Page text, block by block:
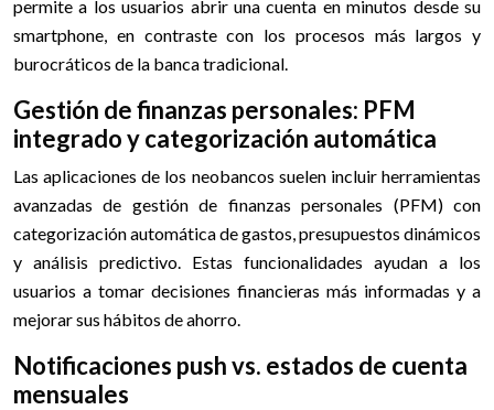
permite a los usuarios abrir una cuenta en minutos desde su
smartphone, en contraste con los procesos más largos y
burocráticos de la banca tradicional.
Gestión de finanzas personales: PFM
integrado y categorización automática
Las aplicaciones de los neobancos suelen incluir herramientas
avanzadas de gestión de finanzas personales (PFM) con
categorización automática de gastos, presupuestos dinámicos
y análisis predictivo. Estas funcionalidades ayudan a los
usuarios a tomar decisiones financieras más informadas y a
mejorar sus hábitos de ahorro.
Notificaciones push vs. estados de cuenta
mensuales